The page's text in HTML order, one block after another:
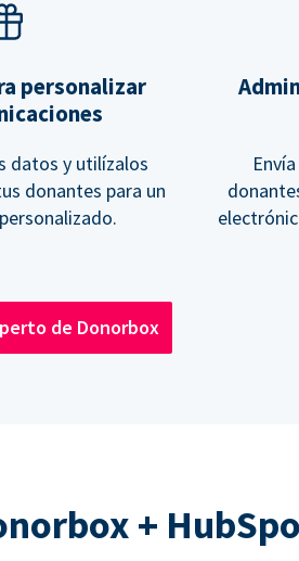
personalizar
datos y utilízalos
donantes para un
de Donorbox
+